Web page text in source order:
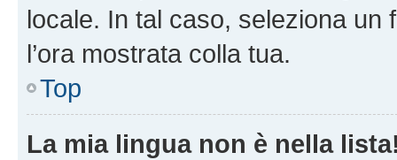
locale. In tal caso, seleziona
l’ora mostrata colla tua.
Top
La mia lingua non è nella